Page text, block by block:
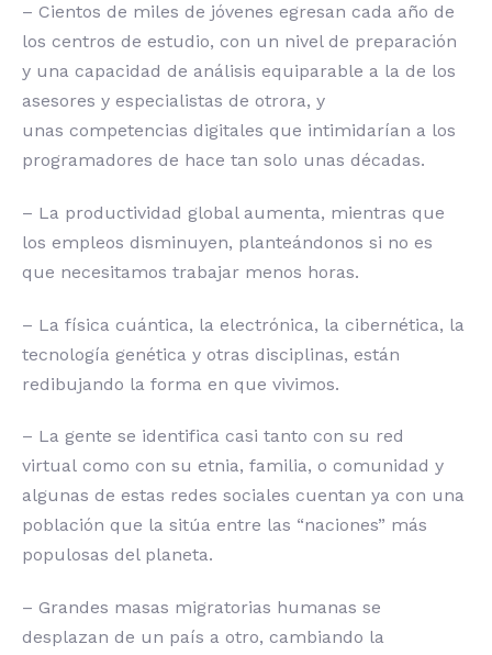
– Cientos de miles de jóvenes egresan cada año de
los centros de estudio, con un nivel de preparación
y una capacidad de análisis equiparable a la de los
asesores y especialistas de otrora, y
unas competencias digitales que intimidarían a los
programadores de hace tan solo unas décadas.
– La productividad global aumenta, mientras que
los empleos disminuyen, planteándonos si no es
que necesitamos trabajar menos horas.
– La física cuántica, la electrónica, la cibernética, la
tecnología genética y otras disciplinas, están
redibujando la forma en que vivimos.
– La gente se identifica casi tanto con su red
virtual como con su etnia, familia, o comunidad y
algunas de estas redes sociales cuentan ya con una
población que la sitúa entre las “naciones” más
populosas del planeta.
– Grandes masas migratorias humanas se
desplazan de un país a otro, cambiando la